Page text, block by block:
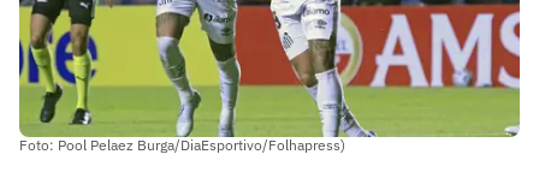
Foto: Pool Pelaez Burga/DiaEsportivo/Folhapress)